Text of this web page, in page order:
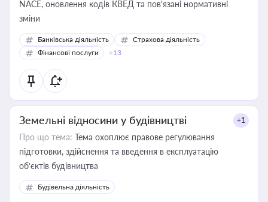
NACE, оновлення кодів КВЕД та пов'язані нормативні
зміни
Банківська діяльність
Страхова діяльність
Фінансові послуги
+13
Земельні відносини у будівництві +1
Про що тема: Тема охоплює правове регулювання
підготовки, здійснення та введення в експлуатацію
об’єктів будівництва
Будівельна діяльність